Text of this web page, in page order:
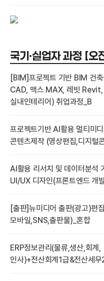
국기·실업자 과정 [오
[BIM]프로젝트 기반 BIM 건
CAD, 맥스 MAX, 레빗 Revit,
실내인테리어) 취업과정_B
프로젝트기반 AI활용 멀티미
콘텐츠제작 (영상편집,디지털
AI활용 리서치 및 데이터분석
UI/UX 디자인(프론트엔드 개
[출판]뉴미디어 출판(광고)편
모바일,SNS,출판물)_혼합
ERP정보관리(물류,생산,회계,
인사)+전산회계1급&전산세